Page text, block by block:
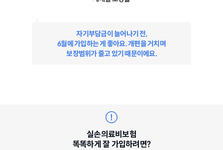
자기부담금이 늘어나기 전,
6월에 가입하는 게 좋아요. 개편을 거치며
보장범위가 줄고 있기 때문이에요.
실손의료비보험
똑똑하게 잘 가입하려면?